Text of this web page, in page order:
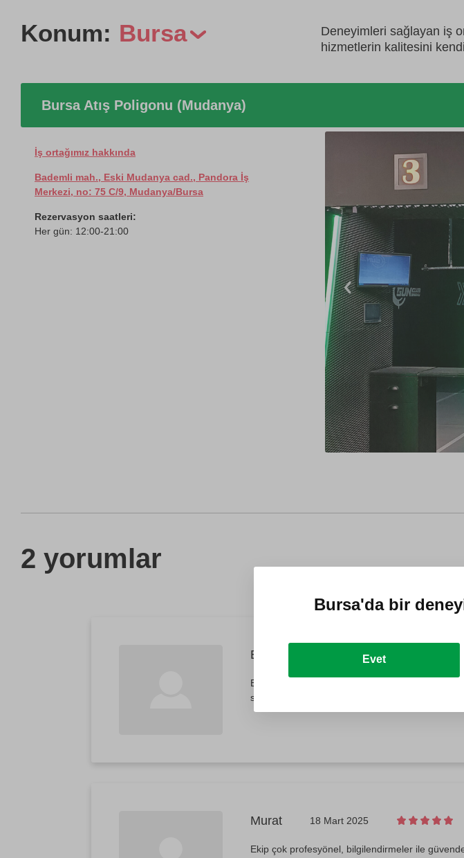
Konum: Bursa
Deneyimleri sağlayan iş
hizmetlerin kalitesini
Bursa Atış Poligonu (Mudanya)
İş ortağımız hakkında
Bademli mah., Eski Mudanya cad., Pandora İş
Merkezi, no: 75 C/9, Mudanya/Bursa
Rezervasyon saatleri:
Her gün: 12:00-21:00
2 yorumlar
Emir 23 Nisan 2025
Ekip oldukça profesyonel ve kibardı, ilk önce
sonuçlar elde ettik, güzel bir tecrübeydi.
Murat 18 Mart 2025
Ekip çok profesyönel, bilgilendirmeler ile
Bursa'dabir
Evet